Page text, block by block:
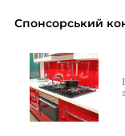
Спонсорський